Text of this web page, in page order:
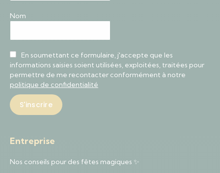
Nom
En soumettant ce formulaire, j'accepte que les
informations saisies soient utilisées, exploitées, traitées pour
permettre de me recontacter conformément à notre
politique de confidentialité
Entreprise
Nos conseils pour des fêtes magiques ✨